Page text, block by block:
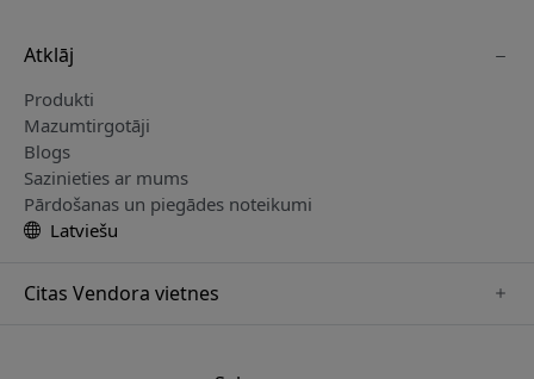
Atklāj
Produkti
Mazumtirgotāji
Blogs
Sazinieties ar mums
Pārdošanas un piegādes noteikumi
Latviešu
Citas Vendora vietnes